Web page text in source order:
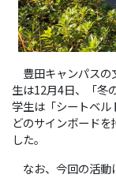
豊田キャンパスの
生は12月4日、「冬
学生は「シートベ
どのサインボード
した。
なお、今回の活動